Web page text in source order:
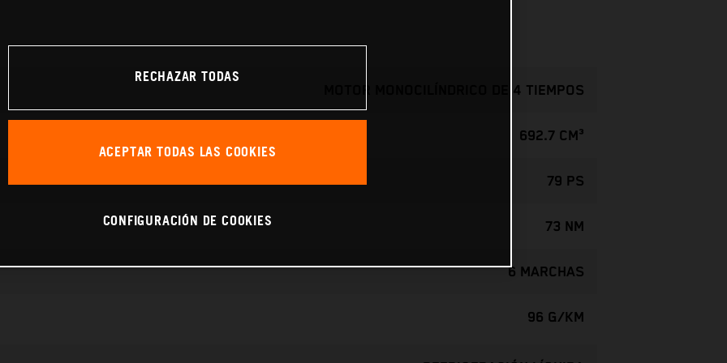
MOTOR MONOCILÍNDRICO DE 4 TIEMPOS
692.7 CM³
79 PS
73 NM
6 MARCHAS
96 G/KM
RECHAZAR TODAS
ACEPTAR TODAS LAS COOKIES
CONFIGURACIÓN DE COOKIES